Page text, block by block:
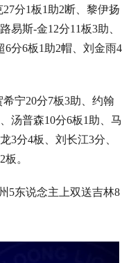
分1板1助2断、黎伊扬
易斯-金12分11板3助、
6分6板1助2帽、刘金雨4
宁20分7板3助、约翰
汤普森10分6板1助、马
3分4板、刘长江3分、
。
5东说念主上双送吉林8